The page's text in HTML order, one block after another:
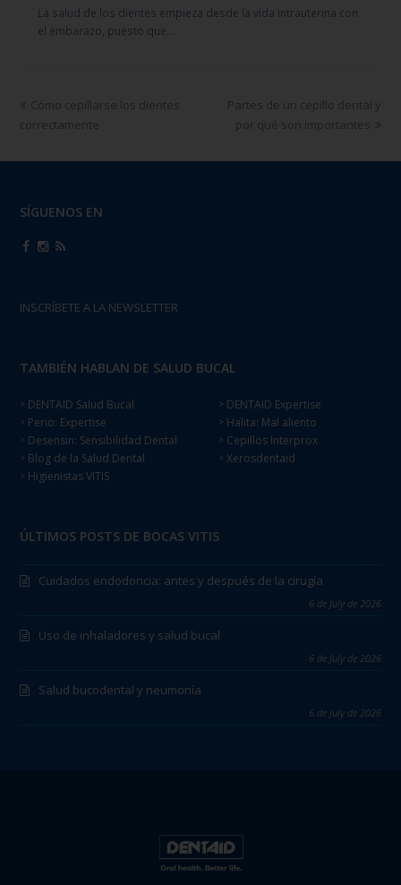
La salud de los dientes empieza desde la vida intrauterina con
el embarazo, puesto que…
Cómo cepillarse los dientes
correctamente
Partes de un cepillo dental y
por qué son importantes
SÍGUENOS EN
INSCRÍBETE A LA NEWSLETTER
TAMBIÉN HABLAN DE SALUD BUCAL
> DENTAID Salud Bucal
> Perio: Expertise
> Desensin: Sensibilidad Dental
> Blog de la Salud Dental
> Higienistas VITIS
> DENTAID Expertise
> Halita: Mal aliento
> Cepillos Interprox
> Xerosdentaid
ÚLTIMOS POSTS DE BOCAS VITIS
Cuidados endodoncia: antes y después de la cirugía
6 de July de 2026
Uso de inhaladores y salud bucal
6 de July de 2026
Salud bucodental y neumonía
6 de July de 2026